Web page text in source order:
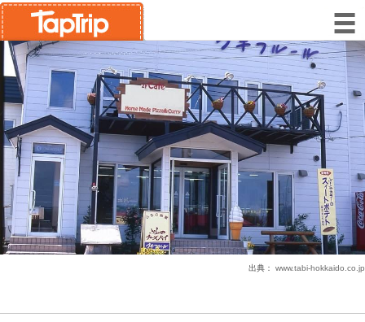
出典： www.tabi-hokkaido.co.jp